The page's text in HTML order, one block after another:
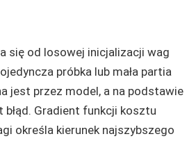
się od losowej inicjalizacji wag
próbka lub mała partia
jest przez model, a na podstawie
błąd. Gradient funkcji kosztu
określa kierunek najszybszego